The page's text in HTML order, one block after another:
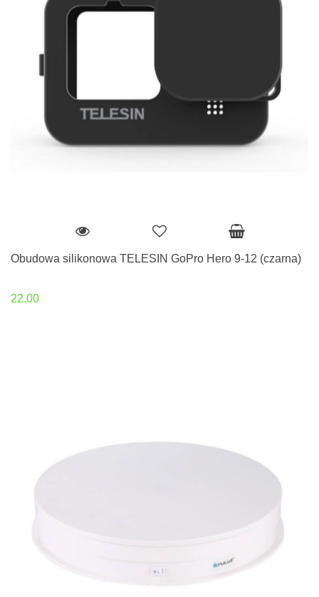
Obudowa silikonowa TELESIN GoPro Hero 9-12 (czarna)
22.00